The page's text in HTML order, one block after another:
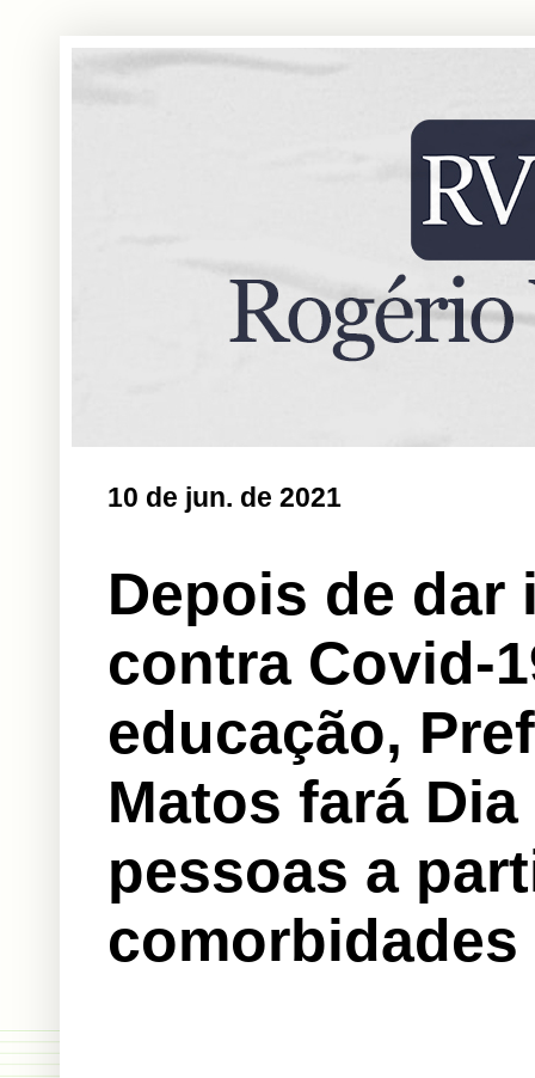
10 de jun. de 2021
Depois de dar
contra Covid-
educação,
Matos fará
pessoas a
comorbidades